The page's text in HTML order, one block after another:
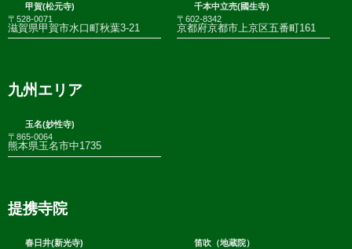
甲賀(松元寺)
〒528-0071
滋賀県甲賀市水口町秋葉3-21
千本中立売(國生寺)
〒602-8342
京都府京都市上京区五番町161
九州エリア
玉名(妙性寺)
〒865-0064
熊本県玉名市中1735
提携寺院
春日井(新光寺)
笛吹（地蔵院）